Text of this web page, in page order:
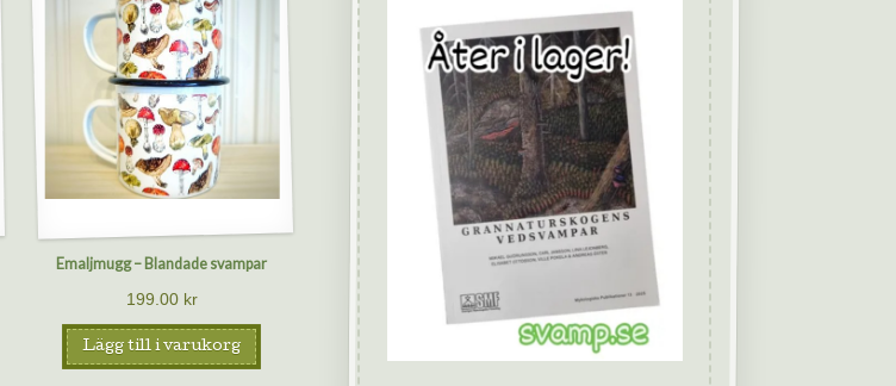
Emaljmugg – Blandade svampar
199.00 kr
Lägg till i varukorg